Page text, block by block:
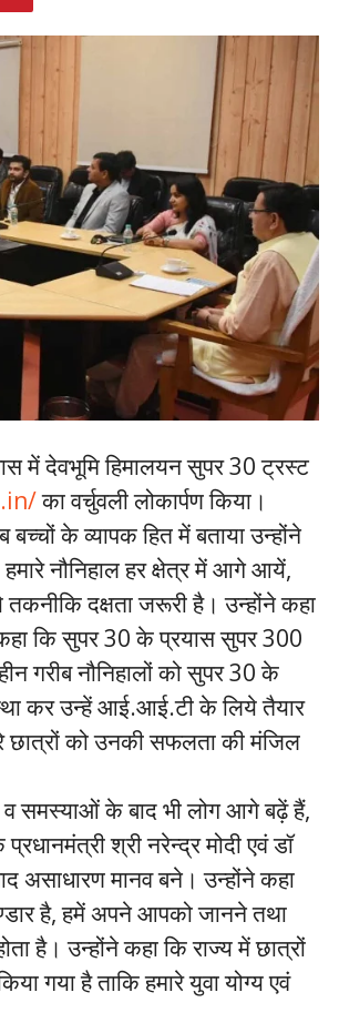
में देवभूमि हिमालयन सुपर 30 ट्रस्ट
in/का वर्चुवली लोकार्पण किया।
के व्यापक हित में बताया उन्होंने
नौनिहाल हर क्षेत्र में आगे आयें,
दक्षता जरूरी है। उन्होंने कहा
कि सुपर 30 के प्रयास सुपर 300
गरीब नौनिहालों को सुपर 30 के
कर उन्हें आई.आई.टी के लिये तैयार
छात्रों को उनकी सफलता की मंजिल
व समस्याओं के बाद भी लोग आगे बढ़ें हैं,
श्री नरेन्द्र मोदी एवं डॉ
असाधारण मानव बने। उन्होंने कहा
है, हमें अपने आपको जानने तथा
है। उन्होंने कहा कि राज्य में छात्रों
गया है ताकि हमारे युवा योग्य एवं